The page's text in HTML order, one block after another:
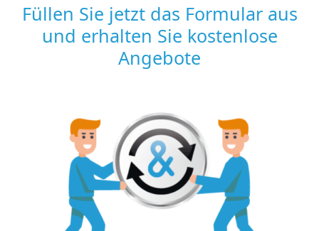
Füllen Sie jetzt das Formular aus
und erhalten Sie kostenlose
Angebote